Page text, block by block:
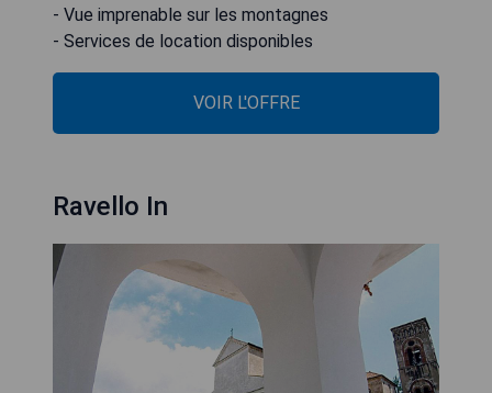
- Vue imprenable sur les montagnes
- Services de location disponibles
VOIR L'OFFRE
Ravello In